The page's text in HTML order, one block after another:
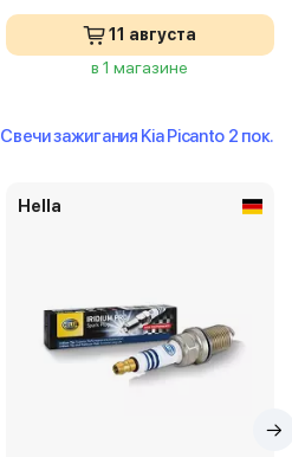
11 августа
в 1 магазине
Свечи зажигания Kia Picanto 2 пок.
Hella